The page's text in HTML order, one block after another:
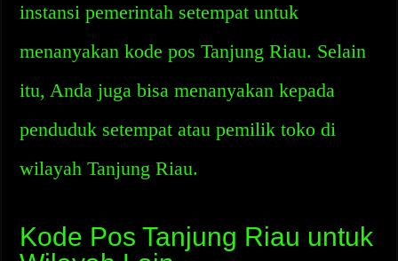
instansi pemerintah setempat untuk
menanyakan kode pos Tanjung Riau. Selain
itu, Anda juga bisa menanyakan kepada
penduduk setempat atau pemilik toko di
wilayah Tanjung Riau.
Kode Pos Tanjung Riau untuk